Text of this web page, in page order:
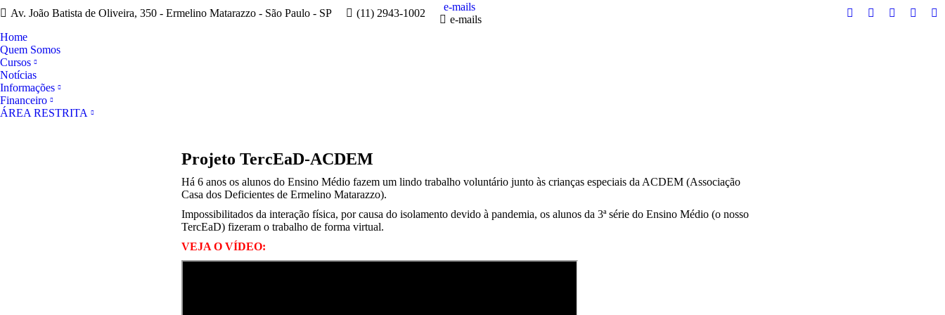
Av. João Batista de Oliveira, 350 - Ermelino Matarazzo - São Paulo - SP (11) 2943-1002
e-mails
e-mails
FacebookInstagram
Twitter
Home
Quem Somos
Cursos
Notícias
Informações
Financeiro
ÁREA RESTRITA
Projeto TercEaD-ACDEM
Há 6 anos os alunos do Ensino Médio fazem um lindo trabalho voluntário junto às crianças especiais da ACDEM (Associação
Casa dos Deficientes de Ermelino Matarazzo).
Impossibilitados da interação física, por causa do isolamento devido à pandemia, os alunos da 3ª série do Ensino Médio (o nosso
TercEaD) fizeram o trabalho de forma virtual.
VEJA O VÍDEO: